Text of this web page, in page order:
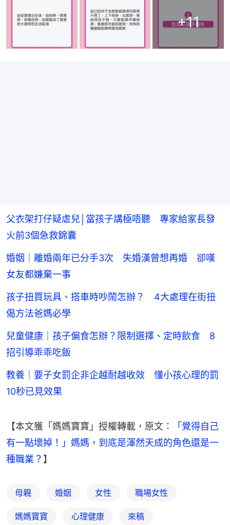
+11
父衣架打仔疑虐兒│當孩子講極唔聽 專家給家長發
火前3個急救錦囊
婚姻｜離婚兩年已分手3次 失婚漢曾想再婚 卻嘆
女友都嫌棄一事
孩子扭買玩具、搭車時吵鬧怎辦？ 4大處理在街扭
偈方法爸媽必學
兒童健康｜孩子偏食怎辦？限制選擇、定時飲食 8
招引導乖乖吃飯
教養｜要子女罰企非企越耐越收效 懂小孩心理的罰
10秒已見效果
【本文獲「媽媽寶寶」授權轉載，原文：
「覺得自己
有一點壞掉！」媽媽，到底是渾然天成的角色還是一
種職業？ 】
母親 婚姻 女性 職場女性
媽媽寶寶 心理健康 來稿